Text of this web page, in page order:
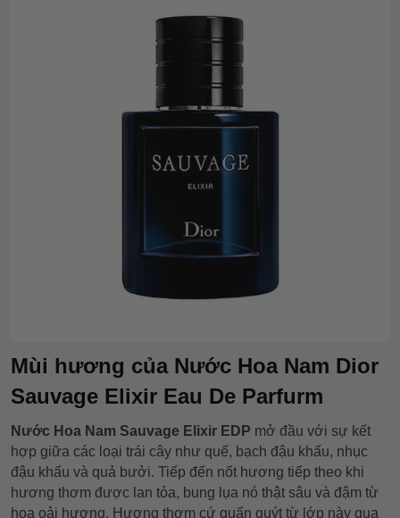
Mùi hương của Nước Hoa Nam Dior
Sauvage Elixir Eau De Parfurm
Nước Hoa Nam Sauvage Elixir EDP mở đầu với sự kết
hợp giữa các loại trái cây như quế, bạch đậu khấu, nhục
đậu khấu và quả bưởi. Tiếp đến nốt hương tiếp theo khi
hương thơm được lan tỏa, bung lụa nó thật sâu và đậm từ
hoa oải hương. Hương thơm cứ quấn quýt từ lớp này qua